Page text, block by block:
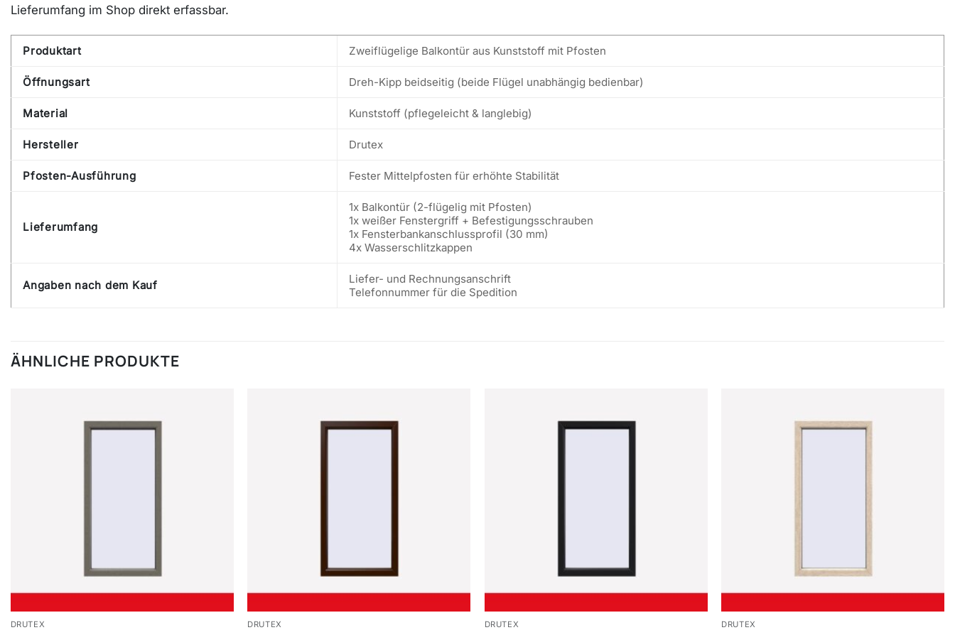
Lieferumfang im Shop direkt erfassbar.
Produktart Zweiflügelige Balkontür aus Kunststoff mit Pfosten
Öffnungsart Dreh-Kipp beidseitig (beide Flügel unabhängig bedienbar)
Material Kunststoff (pflegeleicht & langlebig)
Hersteller Drutex
Pfosten-Ausführung Fester Mittelpfosten für erhöhte Stabilität
Lieferumfang
1x Balkontür (2-flügelig mit Pfosten)
1x weißer Fenstergriff + Befestigungsschrauben
1x Fensterbankanschlussprofil (30 mm)
4x Wasserschlitzkappen
Angaben nach dem Kauf
Liefer- und Rechnungsanschrift
Telefonnummer für die Spedition
ÄHNLICHE PRODUKTE
DRUTEX DRUTEX DRUTEX DRUTEX